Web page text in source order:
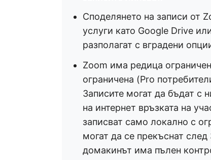
Споделянето на записи от
услуги като Google Drive
разполагат с вградени
Zoom има редица
ограничена (Pro
Записите могат да бъдат с
на интернет връзката на
записват само локално с
могат да се прекъснат
домакинът има пълен